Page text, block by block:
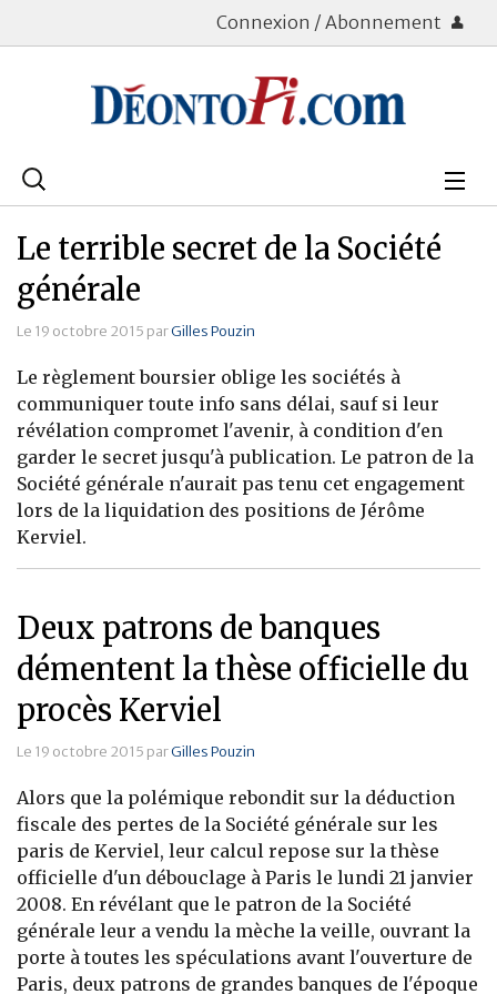
Connexion / Abonnement
Rechercher
Bourse
Placements
Assurance Vie
Patrimoine
Immobilier
Banque
Le terrible secret de la Société
générale
Le 19 octobre 2015 parGilles Pouzin
Le règlement boursier oblige les sociétés à
communiquer toute info sans délai, sauf si leur
révélation compromet l'avenir, à condition d'en
garder le secret jusqu'à publication. Le patron de la
Société générale n'aurait pas tenu cet engagement
lors de la liquidation des positions de Jérôme
Kerviel.
Deux patrons de banques
démentent la thèse officielle du
procès Kerviel
Le 19 octobre 2015 parGilles Pouzin
Alors que la polémique rebondit sur la déduction
fiscale des pertes de la Société générale sur les
paris de Kerviel, leur calcul repose sur la thèse
officielle d'un débouclage à Paris le lundi 21 janvier
2008. En révélant que le patron de la Société
générale leur a vendu la mèche la veille, ouvrant la
porte à toutes les spéculations avant l'ouverture de
Paris, deux patrons de grandes banques de l'époque